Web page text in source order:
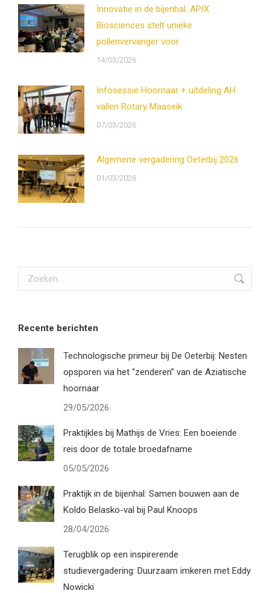
Innovatie in de bijenhal: APIX
Biosciences stelt unieke
pollenvervanger voor
14/03/2026
Infosessie Hoornaar + uitdeling AH
vallen Rotary Maaseik
07/03/2026
Algemene vergadering Oeterbij 2026
01/03/2026
Zoeken:
Recente berichten
Technologische primeur bij De Oeterbij: Nesten
opsporen via het “zenderen” van de Aziatische
hoornaar
29/05/2026
Praktijkles bij Mathijs de Vries: Een boeiende
reis door de totale broedafname
05/05/2026
Praktijk in de bijenhal: Samen bouwen aan de
Koldo Belasko-val bij Paul Knoops
28/04/2026
Terugblik op een inspirerende
studievergadering: Duurzaam imkeren met Eddy
Nowicki